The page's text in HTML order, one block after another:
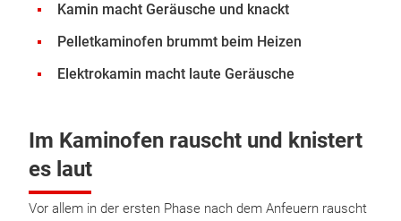
Kamin macht Geräusche und knackt
Pelletkaminofen brummt beim Heizen
Elektrokamin macht laute Geräusche
Im Kaminofen rauscht und knistert
es laut
Vor allem in der ersten Phase nach dem Anfeuern rauscht